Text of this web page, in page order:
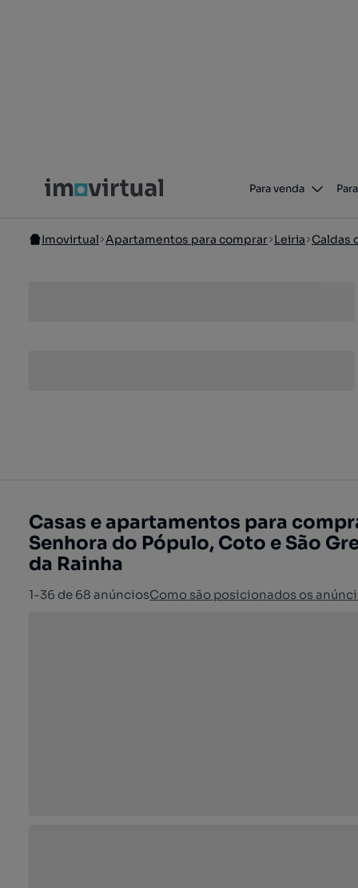
Para venda
Imovirtual Apartamentos para comprar Leiria Caldas
Casas e apartamentos para
Senhora do Pópulo, Coto e São
da Rainha
1-36 de 68 anúnciosComo são posicionados os